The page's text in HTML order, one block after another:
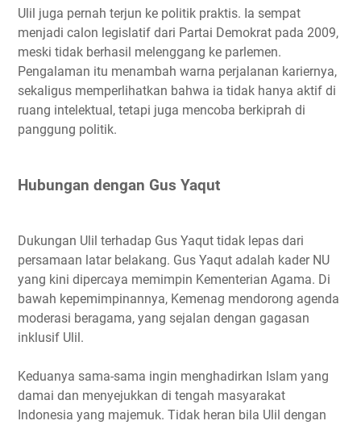
Ulil juga pernah terjun ke politik praktis. Ia sempat
menjadi calon legislatif dari Partai Demokrat pada 2009,
meski tidak berhasil melenggang ke parlemen.
Pengalaman itu menambah warna perjalanan kariernya,
sekaligus memperlihatkan bahwa ia tidak hanya aktif di
ruang intelektual, tetapi juga mencoba berkiprah di
panggung politik.
Hubungan dengan Gus Yaqut
Dukungan Ulil terhadap Gus Yaqut tidak lepas dari
persamaan latar belakang. Gus Yaqut adalah kader NU
yang kini dipercaya memimpin Kementerian Agama. Di
bawah kepemimpinannya, Kemenag mendorong agenda
moderasi beragama, yang sejalan dengan gagasan
inklusif Ulil.
Keduanya sama-sama ingin menghadirkan Islam yang
damai dan menyejukkan di tengah masyarakat
Indonesia yang majemuk. Tidak heran bila Ulil dengan